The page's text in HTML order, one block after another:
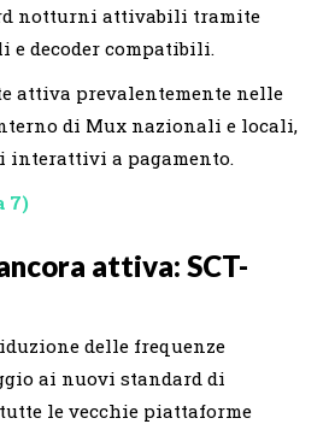
notturni attivabili tramite
e decoder compatibili.
attiva prevalentemente nelle
di Mux nazionali e locali,
interattivi a pagamento.
7)
attiva: SCT-
delle frequenze
ai nuovi standard di
le vecchie piattaforme